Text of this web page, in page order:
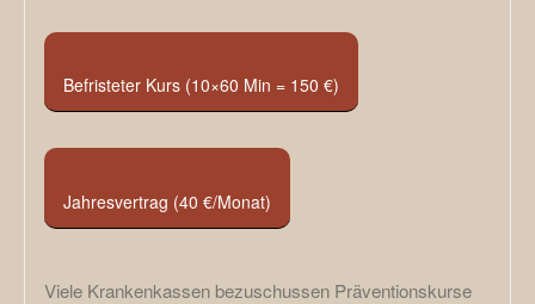
Befristeter Kurs (10×60 Min = 150 €)
Jahresvertrag (40 €/Monat)
Viele Krankenkassen bezuschussen Präventionskurse